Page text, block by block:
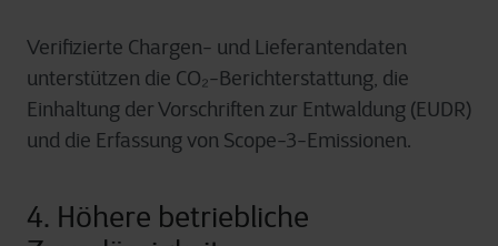
Verifizierte Chargen- und Lieferantendaten
unterstützen die CO₂-Berichterstattung, die
Einhaltung der Vorschriften zur Entwaldung (EUDR)
und die Erfassung von Scope-3-Emissionen.
4. Höhere betriebliche